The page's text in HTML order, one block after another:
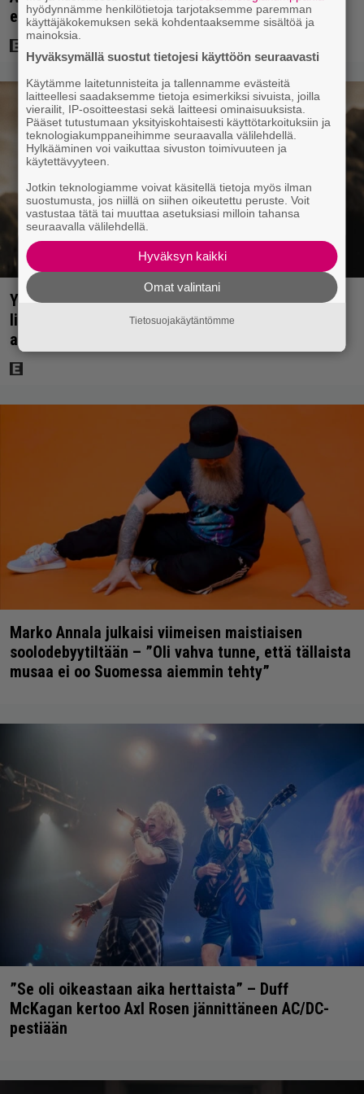
elokuvasarja saa jatkoa Netflixillä
Yöllä tv:ssä: Sotaelokuvan näyttelijät kasvattivat
lihakset nopeasti erikoisella kikalla – IMDb-
arvosana on 7,6
Marko Annala julkaisi viimeisen maistiaisen
soolodebyytiltään – ”Oli vahva tunne, että tällaista
musaa ei oo Suomessa aiemmin tehty”
”Se oli oikeastaan aika herttaista” – Duff
McKagan kertoo Axl Rosen jännittäneen AC/DC-
pestiään
hyödynnämme henkilötietoja tarjotaksemme paremman
käyttäjäkokemuksen sekä kohdentaaksemme sisältöä ja
mainoksia.
Hyväksymällä suostut tietojesi käyttöön seuraavasti
Käytämme laitetunnisteita ja tallennamme evästeitä
laitteellesi saadaksemme tietoja esimerkiksi sivuista, joilla
vierailit, IP-osoitteestasi sekä laitteesi ominaisuuksista.
Pääset tutustumaan yksityiskohtaisesti käyttötarkoituksiin ja
teknologiakumppaneihimme seuraavalla välilehdellä.
Hylkääminen voi vaikuttaa sivuston toimivuuteen ja
käytettävyyteen.
Jotkin teknologiamme voivat käsitellä tietoja myös ilman
suostumusta, jos niillä on siihen oikeutettu peruste. Voit
vastustaa tätä tai muuttaa asetuksiasi milloin tahansa
seuraavalla välilehdellä.
Hyväksyn kaikki
Omat valintani
Tietosuojakäytäntömme